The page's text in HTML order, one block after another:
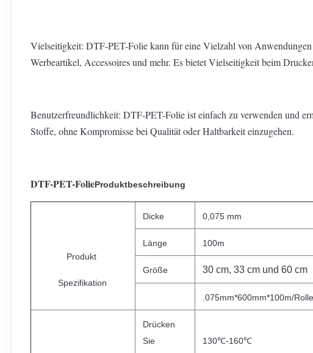
Vielseitigkeit: DTF-PET-Folie kann für eine Vielzahl von
Werbeartikel, Accessoires und mehr. Es bietet Vielseitigkeit beim
Benutzerfreundlichkeit: DTF-PET-Folie ist einfach zu verwenden und
Stoffe, ohne Kompromisse bei Qualität oder Haltbarkeit einzugehen.
DTF-PET-FolieProduktbeschreibung
Produkt
Spezifikation
Dicke 0,075 mm
Länge 100m
Größe 30 cm, 33 cm und 60 cm
.075mm*600mm*100m/Rolle
Drücken
Sie
130℃-160℃